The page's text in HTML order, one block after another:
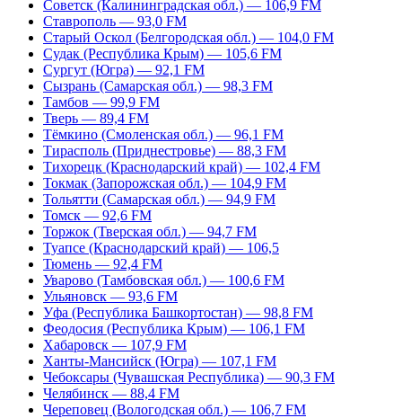
Советск (Калининградская обл.) — 106,9 FM
Ставрополь — 93,0 FM
Старый Оскол (Белгородская обл.) — 104,0 FM
Судак (Республика Крым) — 105,6 FM
Сургут (Югра) — 92,1 FM
Сызрань (Самарская обл.) — 98,3 FM
Тамбов — 99,9 FM
Тверь — 89,4 FM
Тёмкино (Смоленская обл.) — 96,1 FM
Тирасполь (Приднестровье) — 88,3 FM
Тихорецк (Краснодарский край) — 102,4 FM
Токмак (Запорожская обл.) — 104,9 FM
Тольятти (Самарская обл.) — 94,9 FM
Томск — 92,6 FM
Торжок (Тверская обл.) — 94,7 FM
Туапсе (Краснодарский край) — 106,5
Тюмень — 92,4 FM
Уварово (Тамбовская обл.) — 100,6 FM
Ульяновск — 93,6 FM
Уфа (Республика Башкортостан) — 98,8 FM
Феодосия (Республика Крым) — 106,1 FM
Хабаровск — 107,9 FM
Ханты-Мансийск (Югра) — 107,1 FM
Чебоксары (Чувашская Республика) — 90,3 FM
Челябинск — 88,4 FM
Череповец (Вологодская обл.) — 106,7 FM